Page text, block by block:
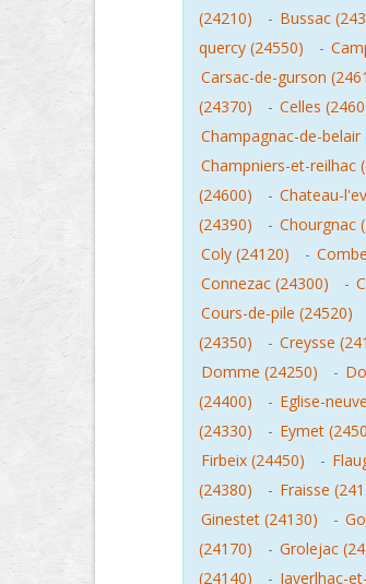
(24210)
- Bussac
quercy (24550)
-
Carsac-de-gurson
(24370)
- Celles
Champagnac-de-belair
Champniers-et-reilhac
(24600)
- Chateau-
(24390)
- Chourgnac
Coly (24120)
-
Connezac (24300)
-
Cours-de-pile (24520)
(24350)
- Creysse
Domme (24250)
-
(24400)
- Eglise-
(24330)
- Eymet
Firbeix (24450)
-
(24380)
- Fraisse
Ginestet (24130)
-
(24170)
- Grolejac
(24140)
- Javerlhac-